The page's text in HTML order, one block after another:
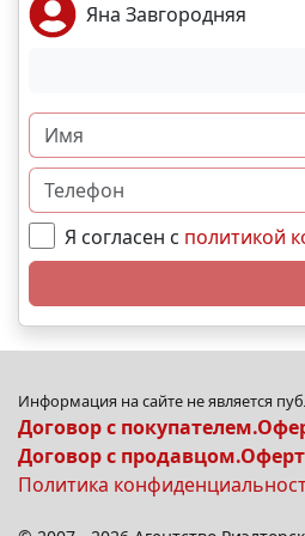
Яна Завгородняя
Я согласен с политикой
Информация на сайте не является
Договор с
Договор с
Политика